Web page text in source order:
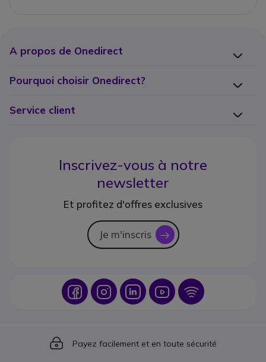
A propos de Onedirect
Pourquoi choisir Onedirect?
Service client
Inscrivez-vous à notre
newsletter
Et profitez d'offres exclusives
Je m'inscris icon
Icon IconIcon Icon Icon
Icon
Payez facilement et en toute sécurité